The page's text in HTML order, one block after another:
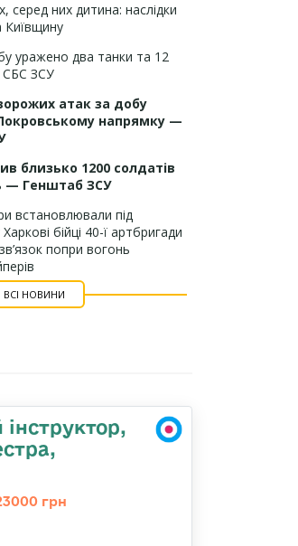
серед них дитина: наслідки
Київщину
уражено два танки та 12
ЗСУ
атак за добу
напрямку —
близько 1200 солдатів
— Генштаб ЗСУ
встановлювали під
бійці 40-ї артбригади
попри вогонь
ВСІ НОВИНИ
грн